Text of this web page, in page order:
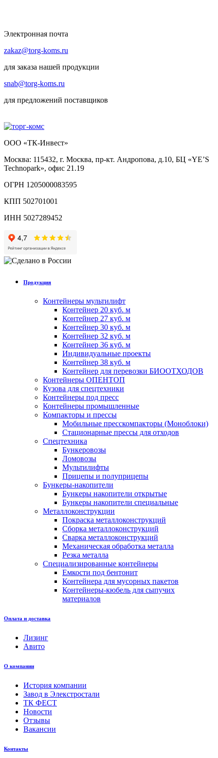
Электронная почта
zakaz@torg-koms.ru
для заказа нашей продукции
snab@torg-koms.ru
для предложений поставщиков
ООО «ТК-Инвест»
Москва: 115432, г. Москва, пр-кт. Андропова, д.10, БЦ «YE’S
Technopark», офис 21.19
ОГРН 1205000083595
КПП 502701001
ИНН 5027289452
Продукция
Контейнеры мультилифт
Контейнер 20 куб. м
Контейнер 27 куб. м
Контейнер 30 куб. м
Контейнер 32 куб. м
Контейнер 36 куб. м
Индивидуальные проекты
Контейнер 38 куб. м
Контейнер для перевозки БИООТХОДОВ
Контейнеры ОПЕНТОП
Кузова для спецтехники
Контейнеры под пресс
Контейнеры промышленные
Компакторы и прессы
Мобильные пресскомпакторы (Моноблоки)
Стационарные прессы для отходов
Спецтехника
Бункеровозы
Ломовозы
Мультилифты
Прицепы и полуприцепы
Бункеры-накопители
Бункеры накопители открытые
Бункеры накопители специальные
Металлоконструкции
Покраска металлоконструкций
Сборка металлоконструкций
Сварка металлоконструкций
Механическая обработка металла
Резка металла
Специализированные контейнеры
Емкости под бентонит
Контейнера для мусорных пакетов
Контейнеры-кюбель для сыпучих
материалов
Оплата и доставка
Лизинг
Авито
О компании
История компании
Завод в Элекстростали
ТК ФЕСТ
Новости
Отзывы
Вакансии
Контакты